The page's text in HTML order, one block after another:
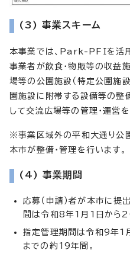
(3) 事業スキーム
本事業では、Park-PFIを活用
事業者が飲食・物販等の収益
場等の公園施設（特定公園施
園施設に附帯する設備等の整
して交流広場等の管理・運営を
※事業区域外の平和大通り公
本市が整備・管理を行います。
(4) 事業期間
応募（申請）者が本市に提
間は令和8年1月1日から
指定管理期間は令和9年1
までの約19年間。